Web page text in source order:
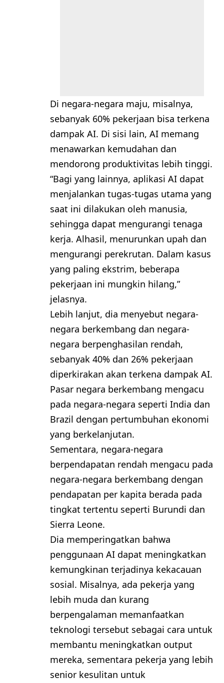
Di negara-negara maju, misalnya,
sebanyak 60% pekerjaan bisa terkena
dampak AI. Di sisi lain, AI memang
menawarkan kemudahan dan
mendorong produktivitas lebih tinggi.
“Bagi yang lainnya, aplikasi AI dapat
menjalankan tugas-tugas utama yang
saat ini dilakukan oleh manusia,
sehingga dapat mengurangi tenaga
kerja. Alhasil, menurunkan upah dan
mengurangi perekrutan. Dalam kasus
yang paling ekstrim, beberapa
pekerjaan ini mungkin hilang,”
jelasnya.
Lebih lanjut, dia menyebut negara-
negara berkembang dan negara-
negara berpenghasilan rendah,
sebanyak 40% dan 26% pekerjaan
diperkirakan akan terkena dampak AI.
Pasar negara berkembang mengacu
pada negara-negara seperti India dan
Brazil dengan pertumbuhan ekonomi
yang berkelanjutan.
Sementara, negara-negara
berpendapatan rendah mengacu pada
negara-negara berkembang dengan
pendapatan per kapita berada pada
tingkat tertentu seperti Burundi dan
Sierra Leone.
Dia memperingatkan bahwa
penggunaan AI dapat meningkatkan
kemungkinan terjadinya kekacauan
sosial. Misalnya, ada pekerja yang
lebih muda dan kurang
berpengalaman memanfaatkan
teknologi tersebut sebagai cara untuk
membantu meningkatkan output
mereka, sementara pekerja yang lebih
senior kesulitan untuk